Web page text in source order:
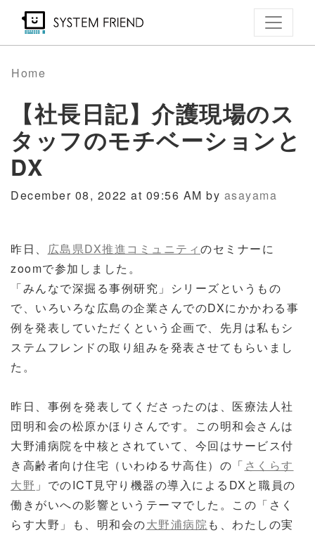
Skip
main
content
Home
【社長日記】介護現場のス
タッフのモチベーションと
DX
December 08, 2022 at 09:56 AM by asayama
昨日、 広島県DX推進コミュニティのセミナーに
zoomで参加しました。
「みんなで深掘る事例研究」シリーズというもの
で、いろいろな広島の企業さんでのDXにかかわる事
例を発表していただくという企画で、先月は私もシ
ステムフレンドの取り組みを発表させてもらいまし
た。
昨日、事例を発表してくださったのは、医療法人社
団明和会の松原かほりさんです。この明和会さんは
大野浦病院を中核とされていて、今回はサービス付
き高齢者向け住宅（いわゆるサ高住）の「 さくらす
大野 」でのICT見守り機器の導入によるDXと職員の
働きがいへの影響というテーマでした。この「さく
らす大野」も、明和会の大野浦病院も、わたしの実